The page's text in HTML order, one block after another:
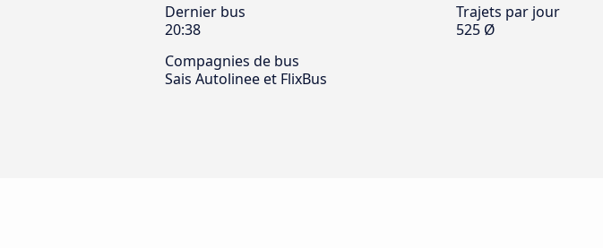
Dernier bus
20:38
Trajets par jour
525 Ø
Compagnies de bus
Sais Autolinee et FlixBus